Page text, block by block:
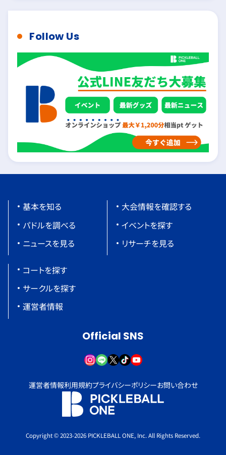
Follow Us
基本を知る
パドルを調べる
ニュースを見る
大会情報を確認する
イベントを探す
リサーチを見る
コートを探す
サークルを探す
運営者情報
Official SNS
運営者情報利用規約プライバシーポリシーお問い合わせ
Copyright © 2023-2026 PICKLEBALL ONE, Inc. All Rights Reserved.